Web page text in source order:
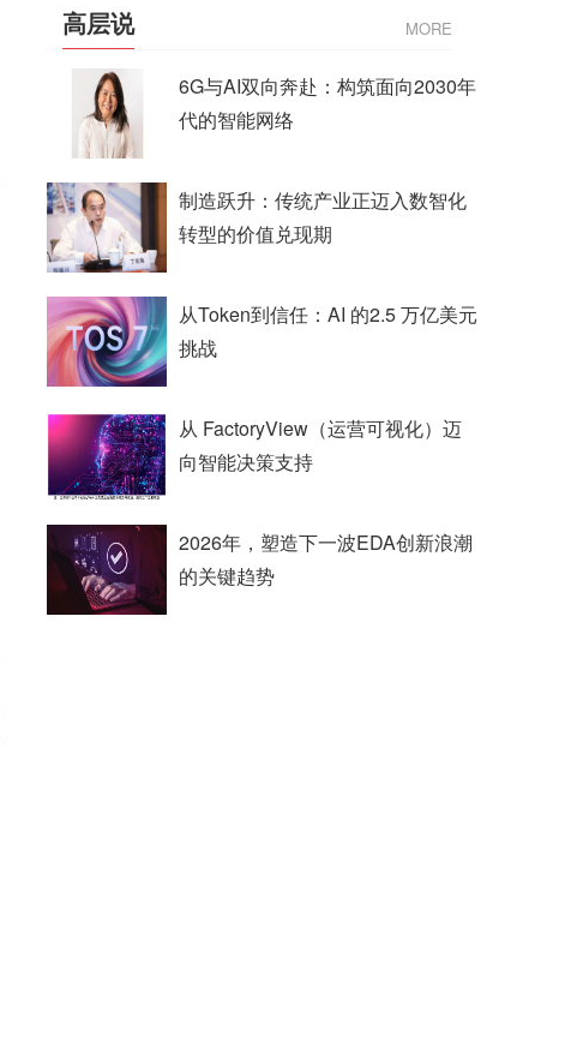
高层说 MORE
6G与AI双向奔赴：构筑面向2030年
代的智能网络
制造跃升：传统产业正迈入数智化
转型的价值兑现期
从Token到信任：AI 的2.5 万亿美元
挑战
从 FactoryView（运营可视化）迈
向智能决策支持
2026年，塑造下一波EDA创新浪潮
的关键趋势